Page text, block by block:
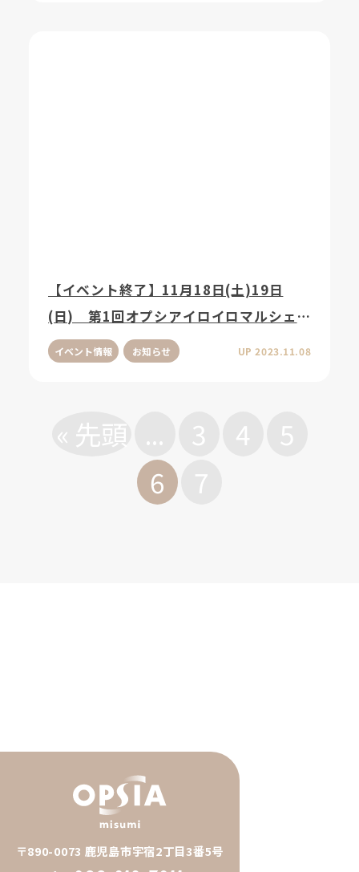
【イベント終了】11月18日(土)19日
(日) 第1回オプシアイロイロマルシェ
開催
イベント情報 お知らせ UP 2023.11.08
« 先頭 ... 3 4
5
6
7
〒890-0073 鹿児島市宇宿2丁目3番5号